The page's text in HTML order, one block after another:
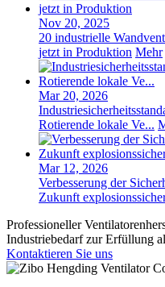
Nov 20, 2025
20 industrielle
jetzt in Produktion Mehr
Mar 20, 2026
Rotierende lokale Ve...
Mar 12, 2026
Verbesserung der
Zukunft
Professioneller
Industriebedarf zur Erfüllung
Kontaktieren Sie uns